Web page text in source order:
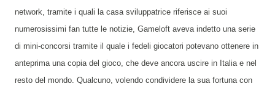
network, tramite i quali la casa sviluppatrice riferisce ai suoi
numerosissimi fan tutte le notizie, Gameloft aveva indetto una serie
di mini-concorsi tramite il quale i fedeli giocatori potevano ottenere in
anteprima una copia del gioco, che deve ancora uscire in Italia e nel
resto del mondo. Qualcuno, volendo condividere la sua fortuna con